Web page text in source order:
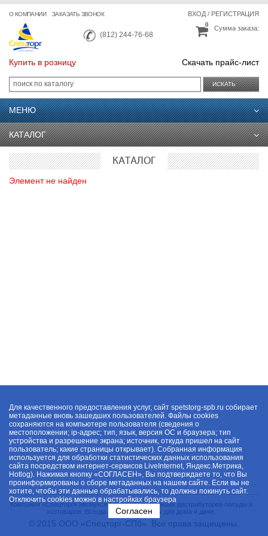
О КОМПАНИИ ЗАКАЗАТЬ ЗВОНОК
(812) 244-76-68
ВХОД/ РЕГИСТРАЦИЯ
Сумма заказа:
0
Купить в розницу Скачать прайс-лист
ИСКАТЬ
МЕНЮ
КАТАЛОГ
КАТАЛОГ
Элемент не найден
Компания «Спецторг» является одним из крупнейших дистрибуторов посуды и
хозтоваров. Всегда в наличии товары для дома и дачи.
© 2015 ООО «Спецторг-СПб». Все права защищены.
Для качественного предоставления услуг, сайт spetstorg-spb.ru собирает
метаданные вновь зашедших пользователей. Файлы cookies
сохраняются на компьютере пользователя (сведения о
местоположении; ip-адрес; тип, язык, версия ОС и браузера; тип
устройства и разрешение экрана; источник, откуда пришел на сайт
пользователь; какие страницы открывает). Собранная информация
используется для обработки статистических данных использования
сайта посредством интернет-сервисов LiveInternet, Яндекс.Метрика,
Hotlog). Нажимая кнопку «СОГЛАСЕН», Вы подтверждаете то, что Вы
проинформированы о сборе метаданных на нашем сайте. Если вы не
хотите, чтобы эти данные обрабатывались, то должны покинуть сайт.
Отключить cookies можно в настройках браузера
Согласен